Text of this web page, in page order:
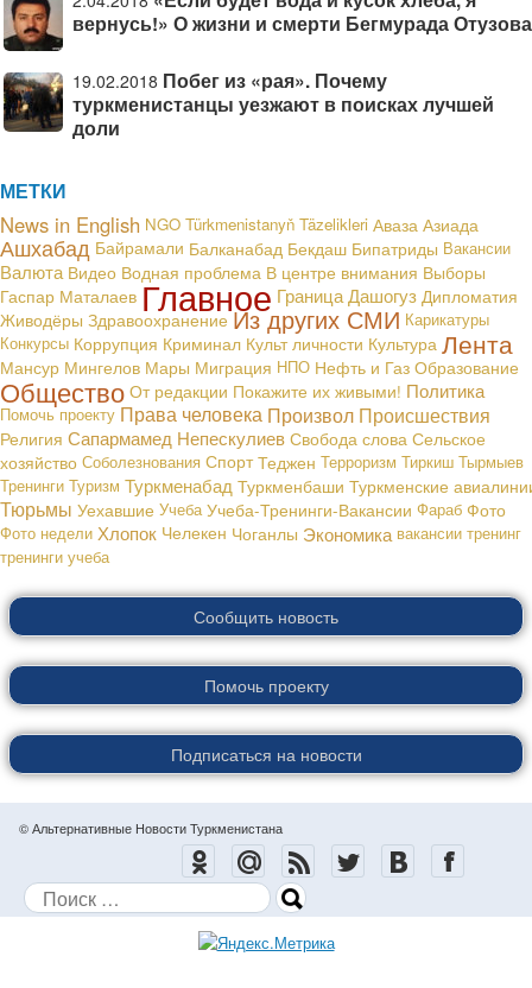
вернусь!» О жизни и смерти Бегмурада Отузова
19.02.2018 Побег из «рая». Почему
туркменистанцы уезжают в поисках лучшей
доли
МЕТКИ
News in English NGO Türkmenistanyň Täzelikleri Аваза Азиада
Ашхабад Байрамали Балканабад Бекдаш Бипатриды Вакансии
Валюта Видео Водная проблема В центре внимания Выборы
Гаспар Маталаев Главное ГраницаДашогуз Дипломатия
Живодёры Здравоохранение Из других СМИ Карикатуры
Конкурсы Коррупция Криминал Культ личности Культура Лента
Мансур Мингелов Мары Миграция НПО Нефть и Газ Образование
Общество От редакции Покажите их живыми! Политика
Помочь проекту Права человека Произвол Происшествия
Религия Сапармамед Непескулиев Свобода слова Сельское
хозяйство Соболезнования Спорт Теджен Терроризм Тиркиш Тырмыев
Тренинги Туризм Туркменабад Туркменбаши Туркменские
Тюрьмы Уехавшие Учеба Учеба-Тренинги-Вакансии Фараб Фото
Фото недели Хлопок Челекен Чоганлы Экономика вакансии тренинг
тренинги учеба
Сообщить новость
Помочь проекту
Подписаться на новости
© Альтернативные Новости Туркменистана
Поиск